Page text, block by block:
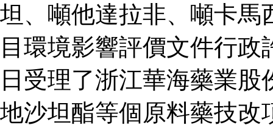
坦、噸他達拉非、噸卡馬
目環境影響評價文件行
日受理了浙江華海藥業
地沙坦酯等個原料藥技改